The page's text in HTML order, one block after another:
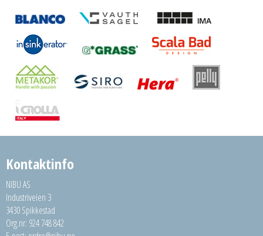
Kontaktinfo
NIBU AS
Industriveien 3
3430 Spikkestad
Org.nr: 924 748 842